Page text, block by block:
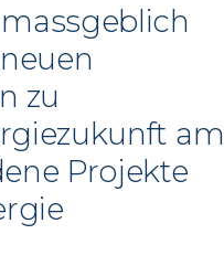
zu
am
Projekte